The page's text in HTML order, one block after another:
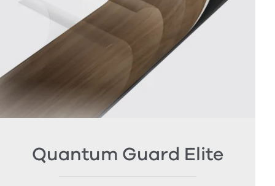
Quantum Guard Elite